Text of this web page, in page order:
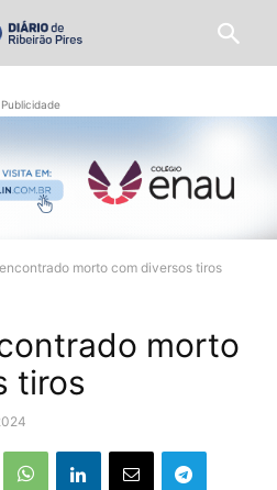
Publicidade
morto com diversos tiros
morto
tiros